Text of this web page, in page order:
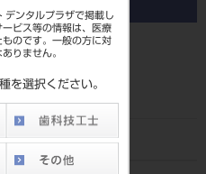
デンタルプラザで掲載し
ービス等の情報は、医療
のです。一般の方に対
りません。
を選択ください。
バー アソートキ
G-ENDO-3、G-
レスキュー 各1本